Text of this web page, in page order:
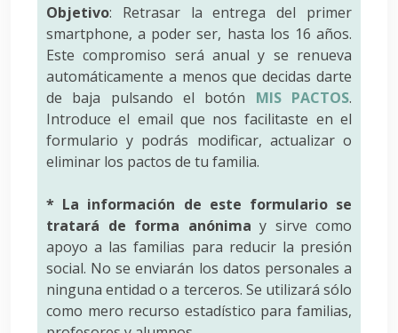
Objetivo: Retrasar la entrega del primer
smartphone, a poder ser, hasta los 16 años.
Este compromiso será anual y se renueva
automáticamente a menos que decidas darte
de baja pulsando el botón MIS PACTOS.
Introduce el email que nos facilitaste en el
formulario y podrás modificar, actualizar o
eliminar los pactos de tu familia.
* La información de este formulario se
tratará de forma anónima y sirve como
apoyo a las familias para reducir la presión
social. No se enviarán los datos personales a
ninguna entidad o a terceros. Se utilizará sólo
como mero recurso estadístico para familias,